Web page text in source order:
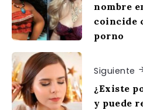
nombre
coincide
porno
Siguiente
¿Existe
y puede